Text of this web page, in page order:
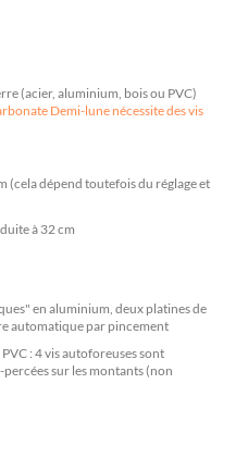
(acier, aluminium, bois ou PVC)
Demi-lune nécessite des vis
(cela dépend toutefois du réglage et
à 32 cm
en aluminium, deux platines de
automatique par pincement
: 4 vis autoforeuses sont
sur les montants (non